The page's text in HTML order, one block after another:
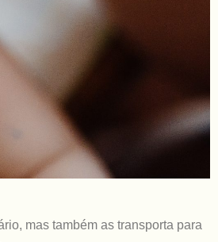
mas também as transporta para